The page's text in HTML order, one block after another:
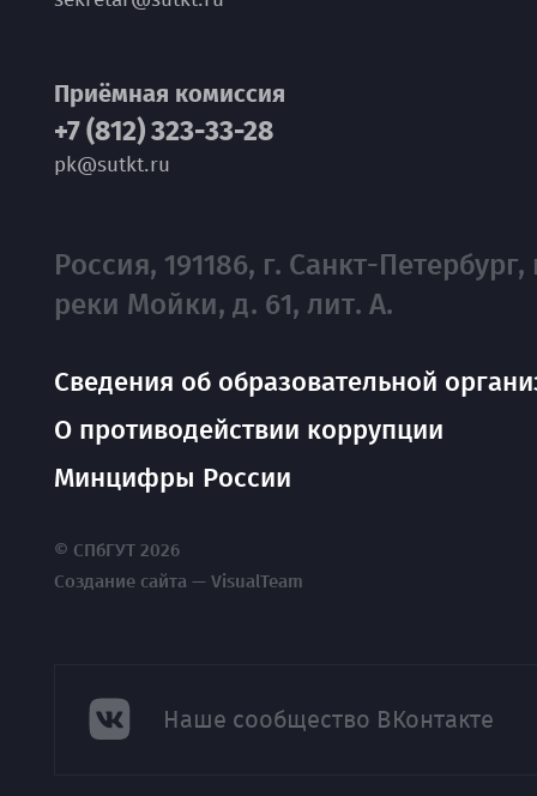
Приёмная комиссия
+7 (812) 323-33-28
pk@sutkt.ru
Россия, 191186, г. Санкт-Петербург,
реки Мойки, д. 61, лит. А.
Сведения об образовательной
О противодействии коррупции
Минцифры России
© СПбГУТ 2026
Создание сайта — VisualTeam
Наше сообщество ВКонтакте